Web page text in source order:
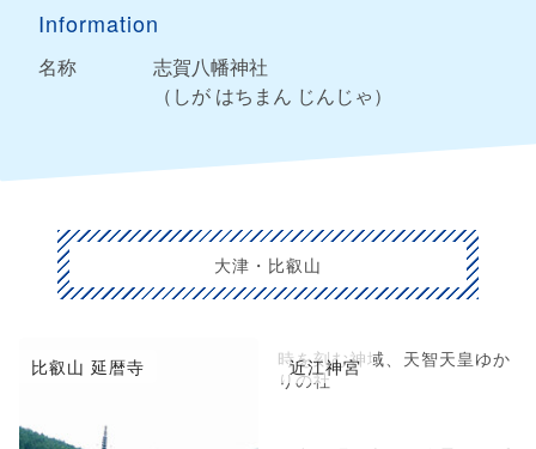
Information
名称
志賀八幡神社
（しが はちまん じんじゃ）
大津・比叡山
比叡山 延暦寺 近江神宮
時を刻む神域、天智天皇ゆか
りの社